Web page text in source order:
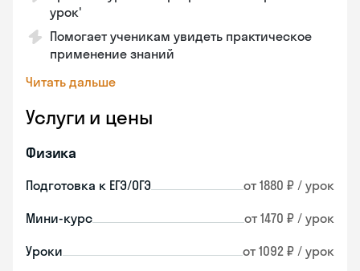
урок'
Помогает ученикам увидеть практическое
применение знаний
Читать дальше
Услуги и цены
Физика
Подготовка к ЕГЭ/ОГЭ от 1880 ₽ / урок
Мини-курс от 1470 ₽ / урок
Уроки от 1092 ₽ / урок